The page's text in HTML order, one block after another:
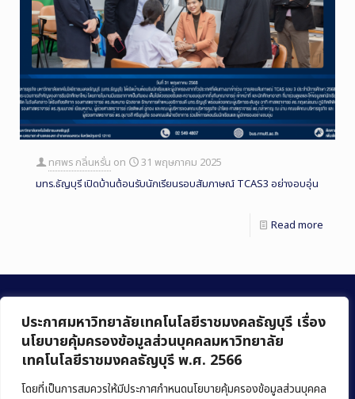
ประกาศมหาวิทยาลัยเทคโนโลยีราชมงคลธัญบุรี เรื่อง
นโยบายคุ้มครองข้อมูลส่วนบุคคลมหาวิทยาลัย
เทคโนโลยีราชมงคลธัญบุรี พ.ศ. 2566
โดยที่เป็นการสมควรให้มีประกาศกำหนดนโยบายคุ้มครองข้อมูลส่วนบุคคล
ทศพร กลิ่นหรั่น on
31 พฤษภาคม 2025
มทร.ธัญบุรี เปิดบ้านต้อนรับนักเรียนรอบสัมภาษณ์ TCAS3 อย่างอบอุ่น
Read more
คณะบริหารธุรกิจ
มหาวิทยาลัยเทคโนโลยีราชมงคลธัญบุรี